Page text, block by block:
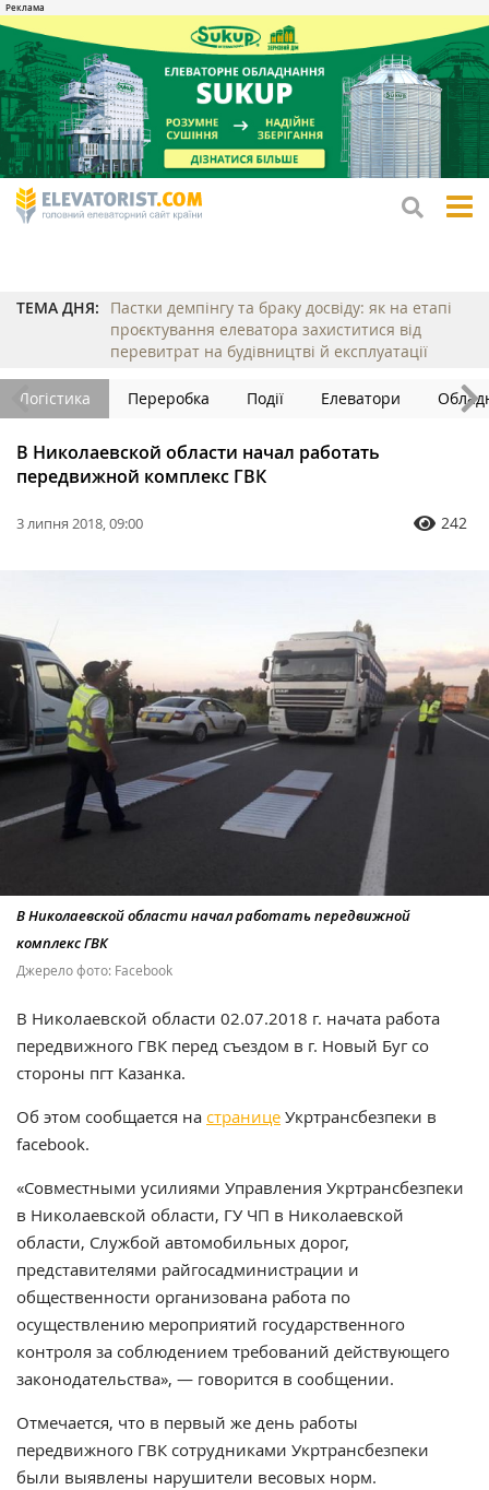
ТЕМА ДНЯ:
Пастки демпінгу та браку досвіду: як на етапі
проєктування елеватора захиститися від
перевитрат на будівництві й експлуатації
Логістика Переробка Події Елеватори
В Николаевской области начал работать
передвижной комплекс ГВК
3 липня 2018, 09:00 242
В Николаевской области начал работать передвижной
комплекс ГВК
Джерело фото: Facebook
В Николаевской области 02.07.2018 г. начата работа
передвижного ГВК перед съездом в г. Новый Буг со
стороны пгт Казанка.
Об этом сообщается на странице Укртрансбезпеки в
facebook.
«Совместными усилиями Управления Укртрансбезпеки
в Николаевской области, ГУ ЧП в Николаевской
области, Службой автомобильных дорог,
представителями райгосадминистрации и
общественности организована работа по
осуществлению мероприятий государственного
контроля за соблюдением требований действующего
законодательства», — говорится в сообщении.
Отмечается, что в первый же день работы
передвижного ГВК сотрудниками Укртрансбезпеки
были выявлены нарушители весовых норм.